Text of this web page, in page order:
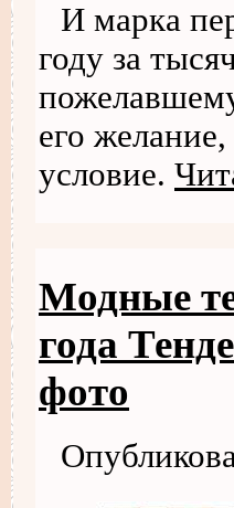
И марка
году за
его
условие.
Модные
года
фото